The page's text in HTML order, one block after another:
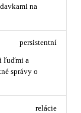
na
ľuďmi a
správy o
persistentní
relácie